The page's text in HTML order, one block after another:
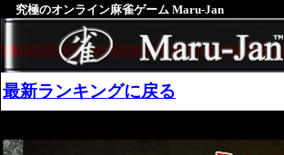
究極のオンライン麻雀ゲーム Maru-Jan
最新ランキングに戻る